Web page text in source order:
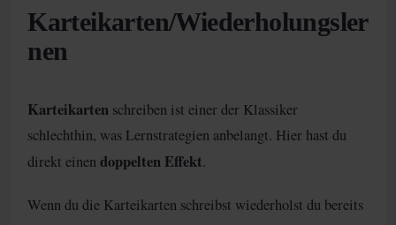
Karteikarten/Wiederholungsler
nen
Karteikarten schreiben ist einer der Klassiker
schlechthin, was Lernstrategien anbelangt. Hier hast du
direkt einendoppelten Effekt.
Wenn du die Karteikarten schreibst wiederholst du bereits